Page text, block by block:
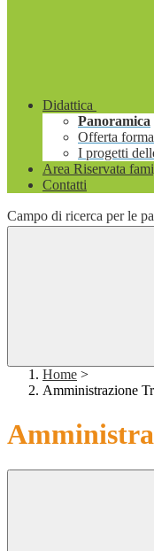
Didattica
Panoramica
Offerta
I progetti
Area Riservata
Contatti
Campo di ricerca per le
Home >
Amministrazione